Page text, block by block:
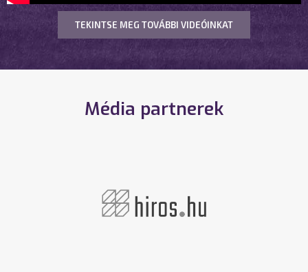
TEKINTSE MEG TOVÁBBI VIDEÓINKAT
Média partnerek